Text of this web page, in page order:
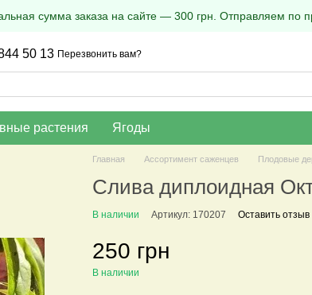
сумма заказа на сайте — 300 грн. Отправляем по
50 13 Перезвонить вам?
растения Ягоды
Главная Ассортимент саженцев Плодовые
Слива диплоидная
В наличии Артикул: 170207 Оставить отзыв
250 грн
В наличии